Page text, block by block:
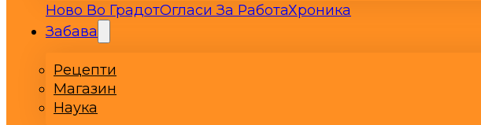
Ново Во ГрадотОгласи За РаботаХроника
Забава
Рецепти
Магазин
Наука